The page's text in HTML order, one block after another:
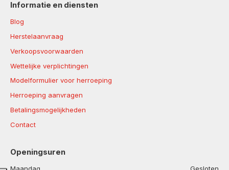
Informatie en diensten
Blog
Herstelaanvraag
Verkoopsvoorwaarden
Wettelijke verplichtingen
Modelformulier voor herroeping
Herroeping aanvragen
Betalingsmogelijkheden
Contact
Openingsuren